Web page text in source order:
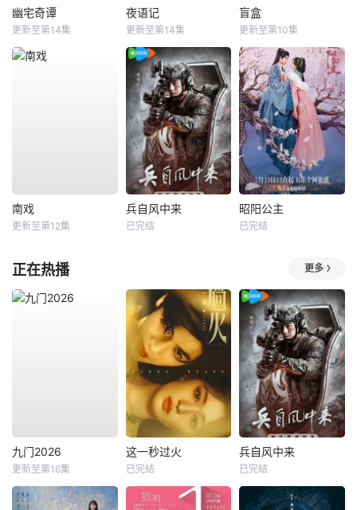
幽宅奇谭
更新至第14集
夜语记
更新至第14集
盲盒
更新至第10集
南戏
更新至第12集
兵自风中来
已完结
昭阳公主
已完结
正在热播 更多
九门2026
更新至第16集
这一秒过火
已完结
兵自风中来
已完结